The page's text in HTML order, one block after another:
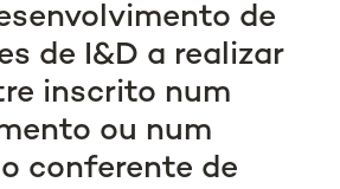
de
de I&D a realizar
inscrito num
ou num
conferente de